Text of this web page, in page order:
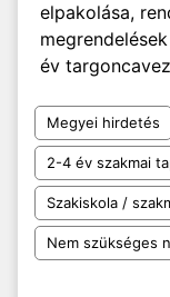
elpakolása,
év
Megyei hirdetés
2-4 év szakmai
Szakiskola /
Nem szükséges